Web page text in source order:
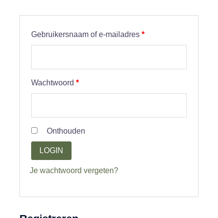
Gebruikersnaam of e-mailadres *Vereist
Wachtwoord *Vereist
Onthouden
LOGIN
Je wachtwoord vergeten?